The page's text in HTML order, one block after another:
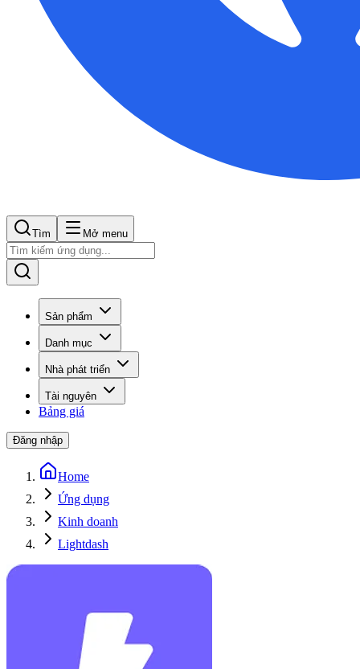
Tìm Mở menu
Sản phẩm
Danh mục
Nhà phát triển
Tài nguyên
Bảng giá
Đăng nhập
Home
Ứng dụng
Kinh doanh
Lightdash